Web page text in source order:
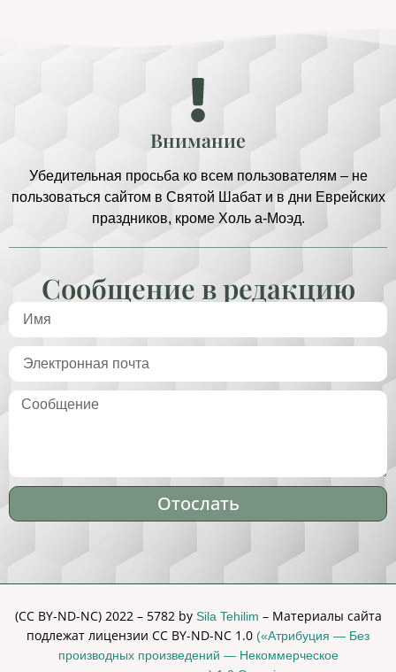
Внимание
Убедительная просьба ко всем пользователям – не
пользоваться сайтом в Святой Шабат и в дни Еврейских
праздников, кроме Холь а-Моэд.
Сообщение в редакцию
Отослать
(CC BY-ND-NC) 2022 – 5782 by Sila Tehilim – Материалы сайта
подлежат лицензии CC BY-ND-NC 1.0 («Атрибуция — Без
производных произведений — Некоммерческое